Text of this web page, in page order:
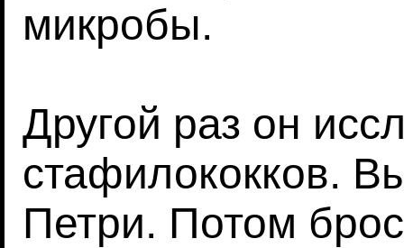
микробы.
Другой раз он
стафилококков.
Петри. Потом